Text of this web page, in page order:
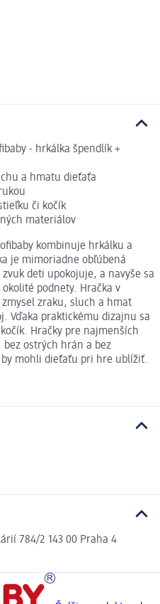
- hrkálka špendlík +
a hmatu dieťaťa
či kočík
materiálov
kombinuje hrkálku a
je mimoriadne obľúbená
deti upokojuje, a navyše sa
podnety. Hračka v
zraku, sluch a hmat
Vďaka praktickému dizajnu sa
Hračky pre najmenších
bez ostrých hrán a bez
mohli dieťaťu pri hre ublížiť.
784/2 143 00 Praha 4